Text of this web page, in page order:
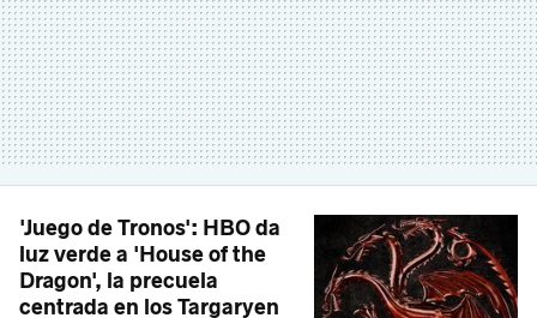
'Juego de Tronos': HBO da
luz verde a 'House of the
Dragon', la precuela
centrada en los Targaryen